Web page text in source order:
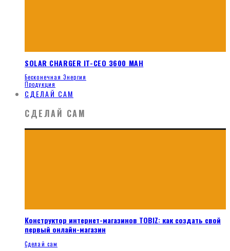
SOLAR CHARGER IT-CEO 3600 MAH
Бесконечная Энергия
Продукция
СДЕЛАЙ САМ
СДЕЛАЙ САМ
Конструктор интернет-магазинов TOBIZ: как создать свой
первый онлайн-магазин
Сделай сам